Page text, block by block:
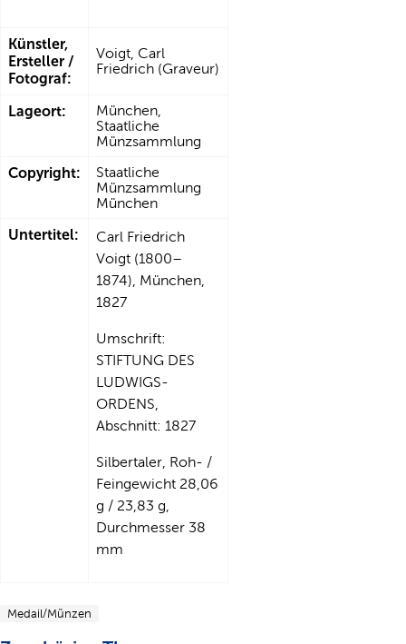
Künstler,
Ersteller /
Fotograf:
Voigt, Carl
Friedrich (Graveur)
Lageort:
München,
Staatliche
Münzsammlung
Copyright:
Staatliche
Münzsammlung
München
Untertitel:
Carl Friedrich
Voigt (1800–
1874), München,
1827
Umschrift:
STIFTUNG DES
LUDWIGS-
ORDENS,
Abschnitt: 1827
Silbertaler, Roh- /
Feingewicht 28,06
g / 23,83 g,
Durchmesser 38
mm
Medail/Münzen